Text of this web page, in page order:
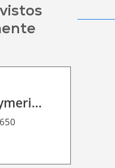
decal polymeric overlaminate P HT 75